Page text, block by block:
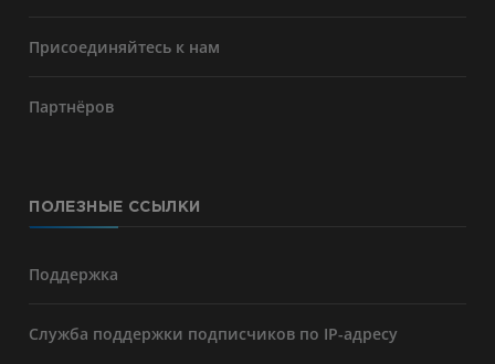
Присоединяйтесь к нам
Партнёров
ПОЛЕЗНЫЕ ССЫЛКИ
Поддержка
Служба поддержки подписчиков по IP-адресу